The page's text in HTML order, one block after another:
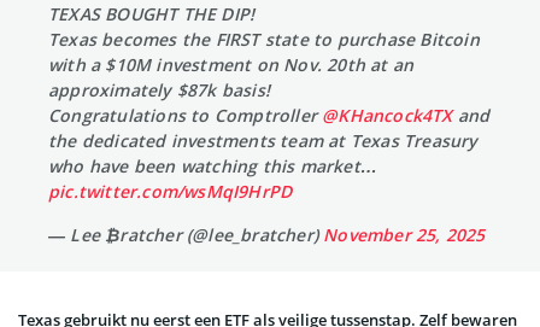
TEXAS BOUGHT THE DIP!
Texas becomes the FIRST state to purchase Bitcoin
with a $10M investment on Nov. 20th at an
approximately $87k basis!
Congratulations to Comptroller@KHancock4TXand
the dedicated investments team at Texas Treasury
who have been watching this market…
pic.twitter.com/wsMqI9HrPD
— Lee ₿ratcher (@lee_bratcher)November 25, 2025
Texas gebruikt nu eerst een ETF als veilige tussenstap. Zelf bewaren